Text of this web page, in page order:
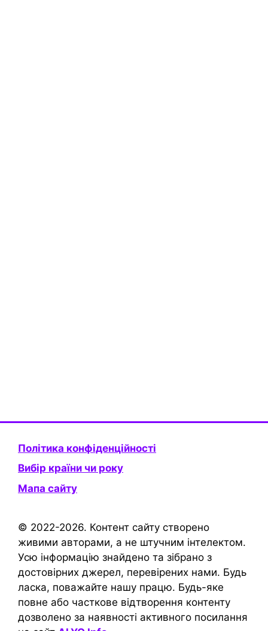
Політика конфіденційності
Вибір країни чи року
Мапа сайту
© 2022-2026. Контент сайту створено
живими авторами, а не штучним інтелектом.
Усю інформацію знайдено та зібрано з
достовірних джерел, перевірених нами. Будь
ласка, поважайте нашу працю. Будь-яке
повне або часткове відтворення контенту
дозволено за наявності активного посилання